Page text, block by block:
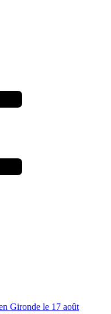
Gironde le 17 août